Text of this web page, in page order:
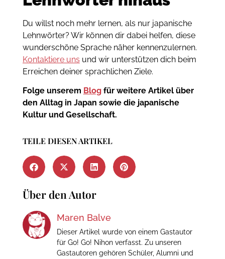
Du willst noch mehr lernen, als nur japanische
Lehnwörter? Wir können dir dabei helfen, diese
wunderschöne Sprache näher kennenzulernen.
Kontaktiere uns und wir unterstützen dich beim
Erreichen deiner sprachlichen Ziele.
Folge unserem Blogfür weitere Artikel über
den Alltag in Japan sowie die japanische
Kultur und Gesellschaft.
TEILE DIESEN ARTIKEL
Über den Autor
Maren Balve
Dieser Artikel wurde von einem Gastautor
für Go! Go! Nihon verfasst. Zu unseren
Gastautoren gehören Schüler, Alumni und